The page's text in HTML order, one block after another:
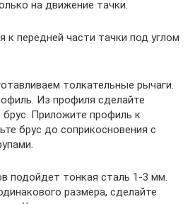
на движение тачки.
к передней части тачки под углом
толкательные рычаги.
Из профиля сделайте
брус. Приложите профиль к
брус до соприкосновения с
подойдет тонкая сталь 1-3 мм.
размера, сделайте